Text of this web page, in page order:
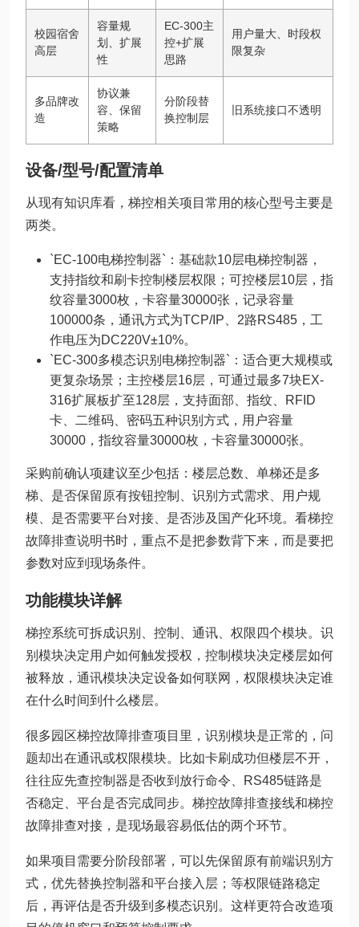
校园宿舍
高层
容量规
划、扩展
性
EC-300主
控+扩展
思路
用户量大、时段权
限复杂
多品牌改
造
协议兼
容、保留
策略
分阶段替
换控制层
旧系统接口不透明
设备/型号/配置清单
从现有知识库看，梯控相关项目常用的核心型号主要是
两类。
`EC-100电梯控制器`：基础款10层电梯控制器，
支持指纹和刷卡控制楼层权限；可控楼层10层，指
纹容量3000枚，卡容量30000张，记录容量
100000条，通讯方式为TCP/IP、2路RS485，工
作电压为DC220V±10%。
`EC-300多模态识别电梯控制器`：适合更大规模或
更复杂场景；主控楼层16层，可通过最多7块EX-
316扩展板扩至128层，支持面部、指纹、RFID
卡、二维码、密码五种识别方式，用户容量
30000，指纹容量30000枚，卡容量30000张。
采购前确认项建议至少包括：楼层总数、单梯还是多
梯、是否保留原有按钮控制、识别方式需求、用户规
模、是否需要平台对接、是否涉及国产化环境。看梯控
故障排查说明书时，重点不是把参数背下来，而是要把
参数对应到现场条件。
功能模块详解
梯控系统可拆成识别、控制、通讯、权限四个模块。识
别模块决定用户如何触发授权，控制模块决定楼层如何
被释放，通讯模块决定设备如何联网，权限模块决定谁
在什么时间到什么楼层。
很多园区梯控故障排查项目里，识别模块是正常的，问
题却出在通讯或权限模块。比如卡刷成功但楼层不开，
往往应先查控制器是否收到放行命令、RS485链路是
否稳定、平台是否完成同步。梯控故障排查接线和梯控
故障排查对接，是现场最容易低估的两个环节。
如果项目需要分阶段部署，可以先保留原有前端识别方
式，优先替换控制器和平台接入层；等权限链路稳定
后，再评估是否升级到多模态识别。这样更符合改造项